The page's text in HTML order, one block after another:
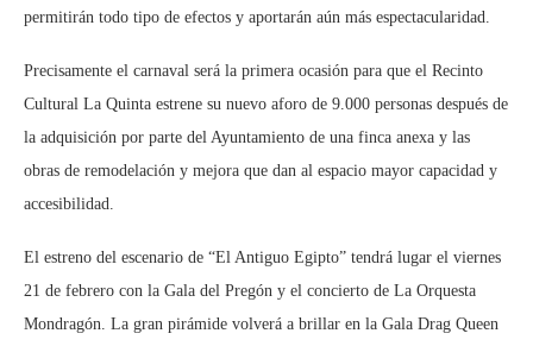
permitirán todo tipo de efectos y aportarán aún más espectacularidad.
Precisamente el carnaval será la primera ocasión para que el Recinto
Cultural La Quinta estrene su nuevo aforo de 9.000 personas después de
la adquisición por parte del Ayuntamiento de una finca anexa y las
obras de remodelación y mejora que dan al espacio mayor capacidad y
accesibilidad.
El estreno del escenario de “El Antiguo Egipto” tendrá lugar el viernes
21 de febrero con la Gala del Pregón y el concierto de La Orquesta
Mondragón. La gran pirámide volverá a brillar en la Gala Drag Queen